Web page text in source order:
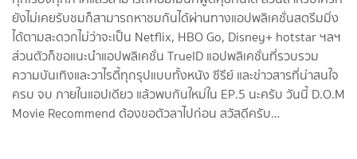
ยังไม่เคยรับชมก็สามารถหาชมกันได้ผ่านทางแอปพลิเคชั่นสตรีมมิ่ง
ได้ตามสะดวกไม่ว่าจะเป็น Netflix, HBO Go, Disney+ hotstar ฯลฯ
ส่วนตัวก็ขอแนะนำแอปพลิเคชั่น TrueID แอปพลิเคชั่นที่รวบรวม
ความบันเทิงและวาไรตี้ทุกรุปแบบทั้งหนัง ซีรีย์ และข่าวสารที่น่าสนใจ
ครบ จบ ภายในแอปเดียว แล้วพบกันใหม่ใน EP.5 นะครับ วันนี้ D.O.M
Movie Recommend ต้องขอตัวลาไปก่อน สวัสดีครับ…